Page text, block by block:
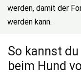
werden, damit der
werden kann.
So kannst
beim Hund